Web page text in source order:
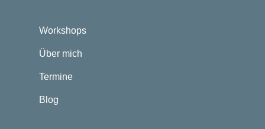
Workshops
Über mich
Termine
Blog